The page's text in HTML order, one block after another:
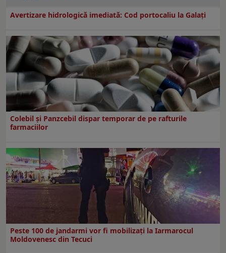
Avertizare hidrologică imediată: Cod portocaliu la Galaţi
Colebil și Panzcebil dispar temporar de pe rafturile
farmaciilor
Peste 100 de jandarmi vor fi mobilizați la Iarmarocul
Moldovenesc din Tecuci